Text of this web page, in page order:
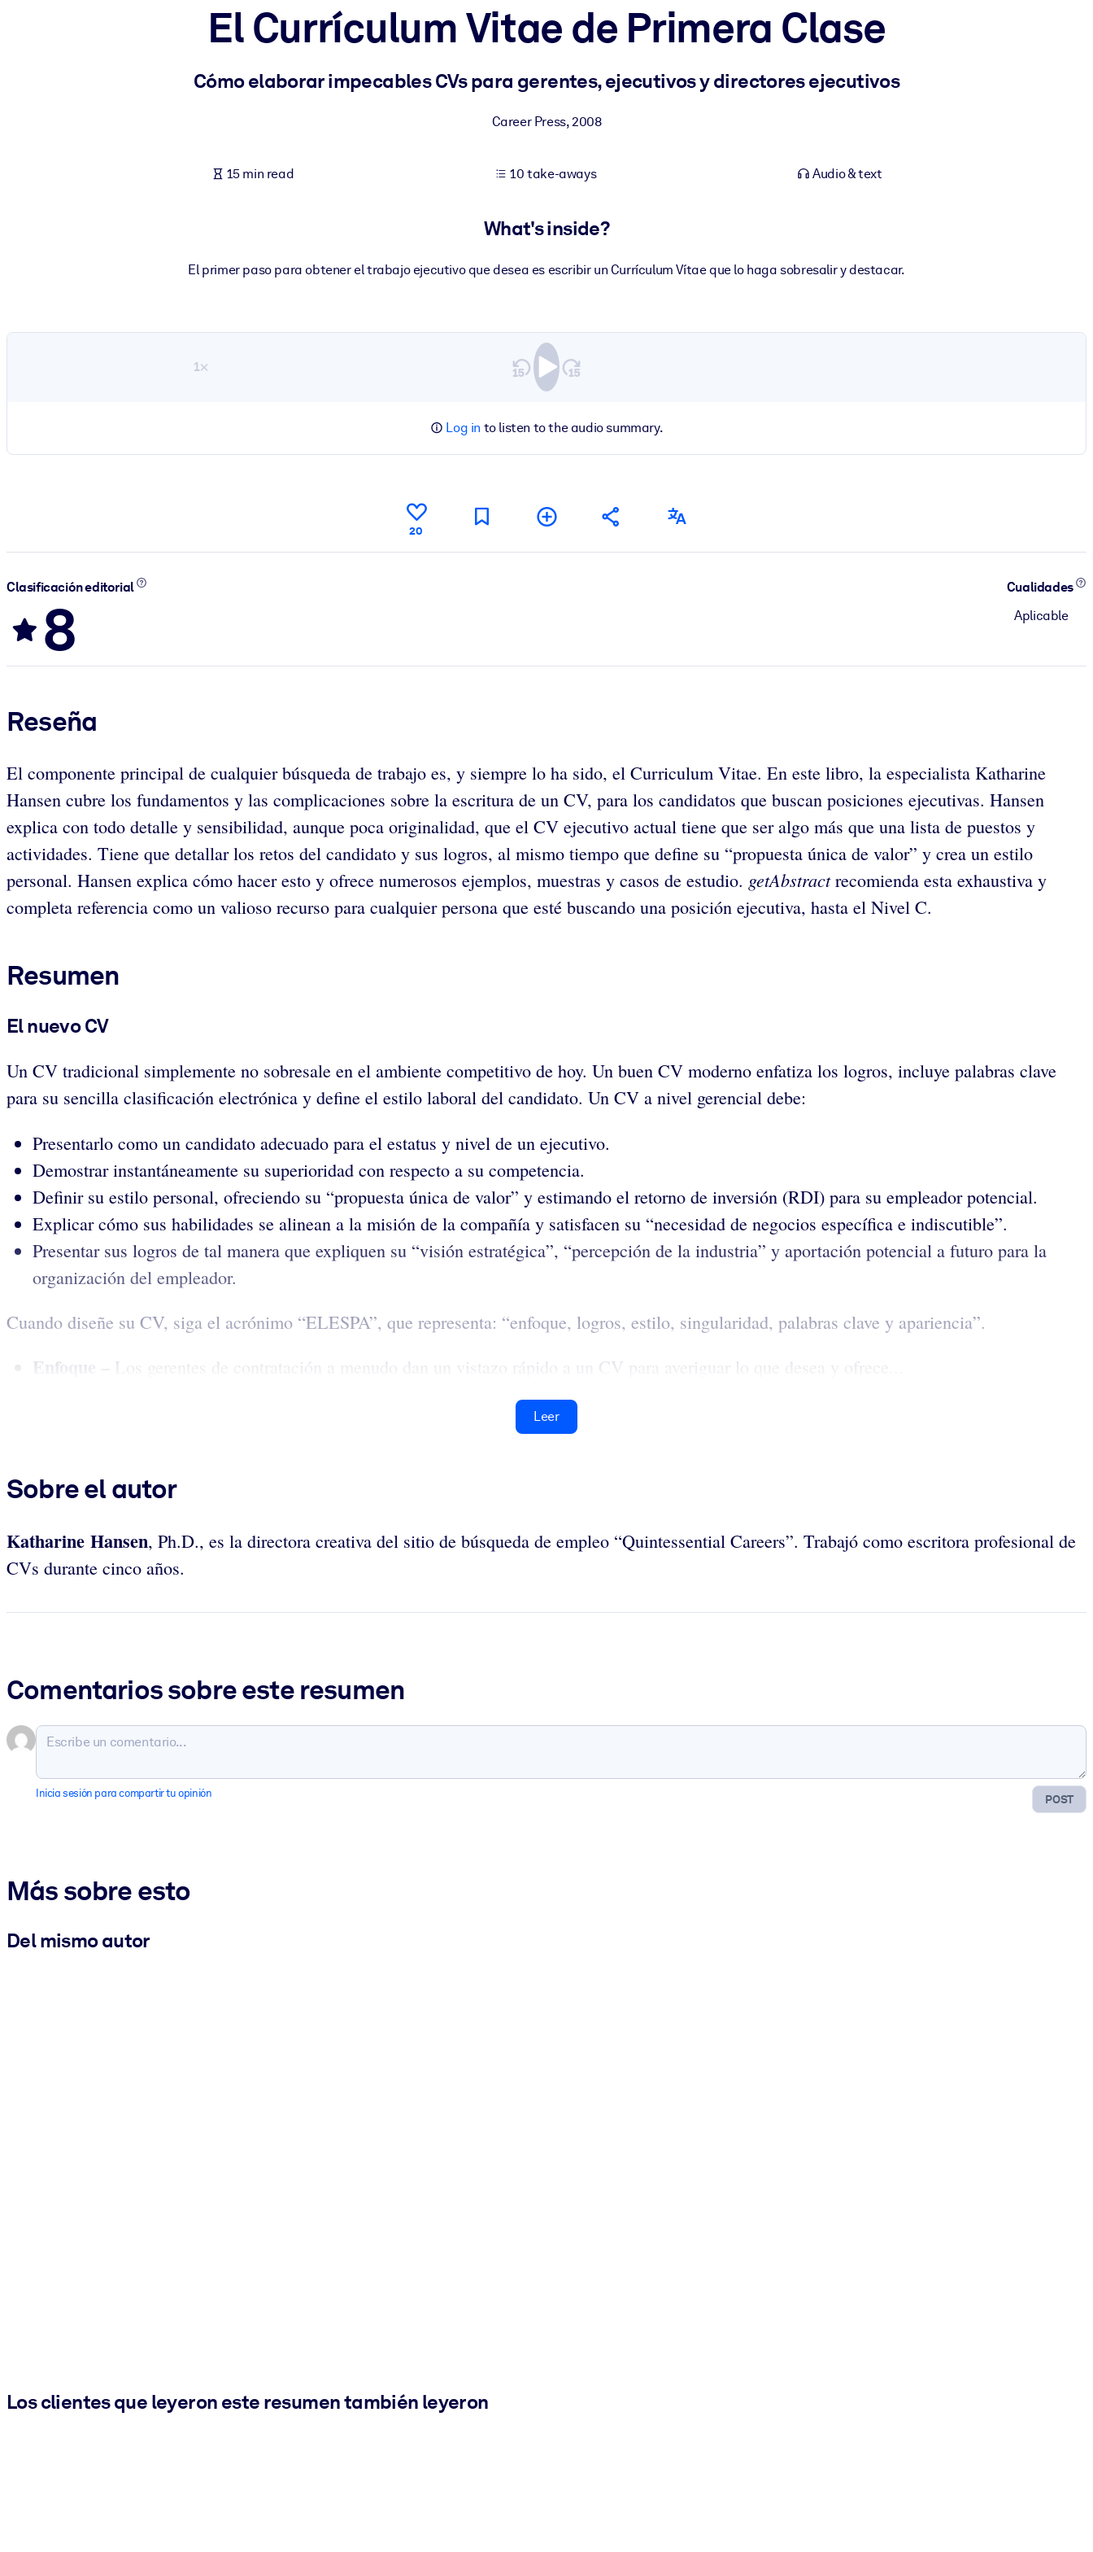
Fuel your AI systems with reliable, structured knowledge to improve outputs.
El Currículum Vitae de Primera Clase
Cómo elaborar impecables CVs para gerentes, ejecutivos y directores ejecutivos
Career Press,2008
15 min read 10 take-aways Audio & text
What's inside?
El primer paso para obtener el trabajo ejecutivo que desea es escribir un Currículum Vítae que lo haga sobresalir y destacar.
1×
Log in to listen to the audio summary.
20
Clasificación editorial
8
Cualidades
Aplicable
Reseña
El componente principal de cualquier búsqueda de trabajo es, y siempre lo ha sido, el Curriculum Vitae. En este libro, la especialista Katharine
Hansen cubre los fundamentos y las complicaciones sobre la escritura de un CV, para los candidatos que buscan posiciones ejecutivas. Hansen
explica con todo detalle y sensibilidad, aunque poca originalidad, que el CV ejecutivo actual tiene que ser algo más que una lista de puestos y
actividades. Tiene que detallar los retos del candidato y sus logros, al mismo tiempo que define su “propuesta única de valor” y crea un estilo
personal. Hansen explica cómo hacer esto y ofrece numerosos ejemplos, muestras y casos de estudio. getAbstractrecomienda esta exhaustiva y
completa referencia como un valioso recurso para cualquier persona que esté buscando una posición ejecutiva, hasta el Nivel C.
Resumen
El nuevo CV
Un CV tradicional simplemente no sobresale en el ambiente competitivo de hoy. Un buen CV moderno enfatiza los logros, incluye palabras clave
para su sencilla clasificación electrónica y define el estilo laboral del candidato. Un CV a nivel gerencial debe:
Presentarlo como un candidato adecuado para el estatus y nivel de un ejecutivo.
Demostrar instantáneamente su superioridad con respecto a su competencia.
Definir su estilo personal, ofreciendo su “propuesta única de valor” y estimando el retorno de inversión (RDI) para su empleador potencial.
Explicar cómo sus habilidades se alinean a la misión de la compañía y satisfacen su “necesidad de negocios específica e indiscutible”.
Presentar sus logros de tal manera que expliquen su “visión estratégica”, “percepción de la industria” y aportación potencial a futuro para la
organización del empleador.
Cuando diseñe su CV, siga el acrónimo “ELESPA”, que representa: “enfoque, logros, estilo, singularidad, palabras clave y apariencia”.
Enfoque – Los gerentes de contratación a menudo dan un vistazo rápido a un CV para averiguar lo que desea y ofrece...
Leer
Sobre el autor
Katharine Hansen, Ph.D., es la directora creativa del sitio de búsqueda de empleo “Quintessential Careers”. Trabajó como escritora profesional de
CVs durante cinco años.
Comentarios sobre este resumen
POST
Inicia sesión para compartir tu opinión
Más sobre esto
Del mismo autor
Los clientes que leyeron este resumen también leyeron